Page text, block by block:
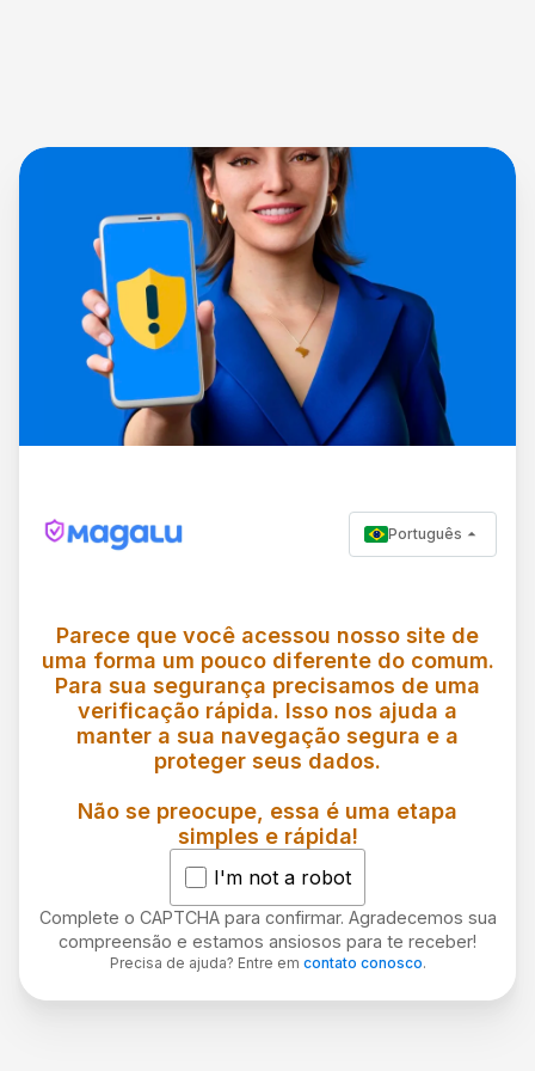
Português
Parece que você acessou nosso site de
uma forma um pouco diferente do comum.
Para sua segurança precisamos de uma
verificação rápida. Isso nos ajuda a
manter a sua navegação segura e a
proteger seus dados.
Não se preocupe, essa é uma etapa
simples e rápida!
I'm not a robot
Complete o CAPTCHA para confirmar. Agradecemos sua
compreensão e estamos ansiosos para te receber!
Precisa de ajuda? Entre em contato conosco.